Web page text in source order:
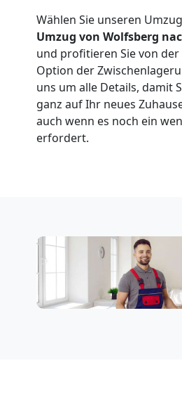
Wählen Sie unseren
Umzug von Wolfsberg
und profitieren Sie von der
Option der
uns um alle Details, damit
ganz auf Ihr neues
auch wenn es noch ein
erfordert.